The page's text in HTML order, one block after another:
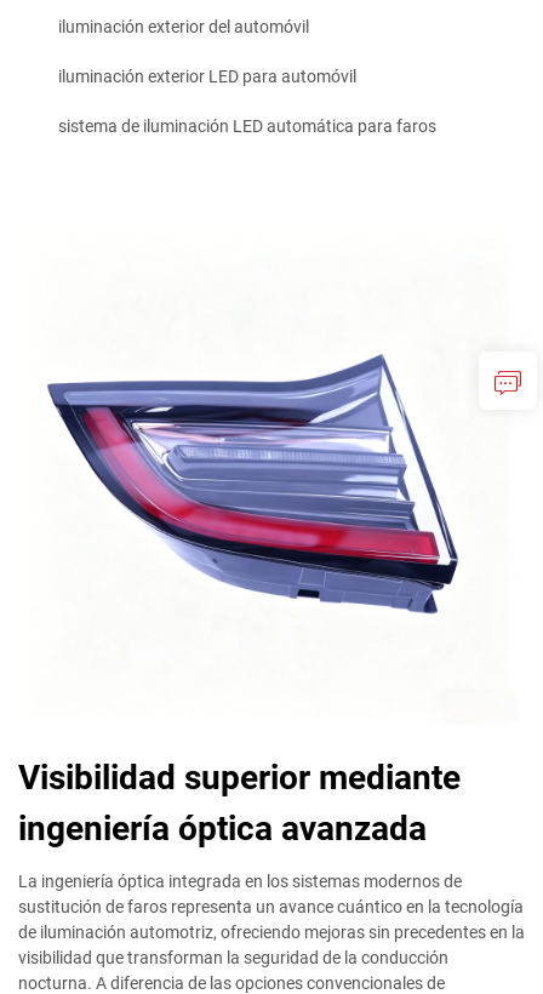
iluminación exterior del automóvil
iluminación exterior LED para automóvil
sistema de iluminación LED automática para faros
Visibilidad superior mediante
ingeniería óptica avanzada
La ingeniería óptica integrada en los sistemas modernos de
sustitución de faros representa un avance cuántico en la tecnología
de iluminación automotriz, ofreciendo mejoras sin precedentes en la
visibilidad que transforman la seguridad de la conducción
nocturna. A diferencia de las opciones convencionales de